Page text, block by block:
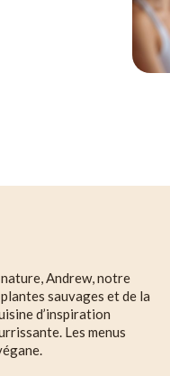
Andrew, notre
sauvages et de la
d’inspiration
Les menus